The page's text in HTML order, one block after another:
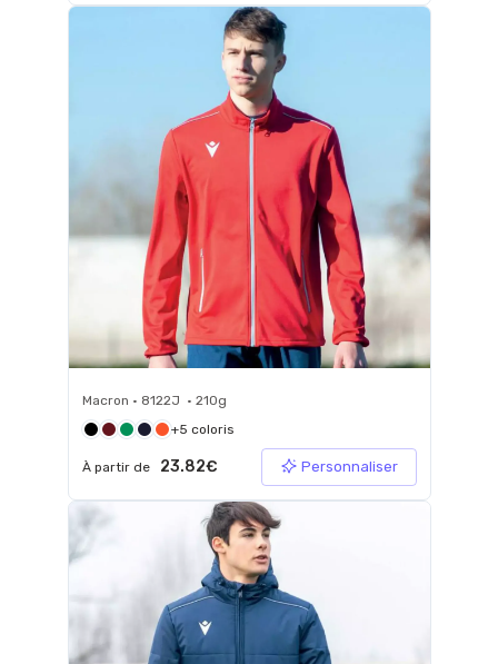
Macron • 8122J • 210g
+5 coloris
À partir de 23.82€ Personnaliser